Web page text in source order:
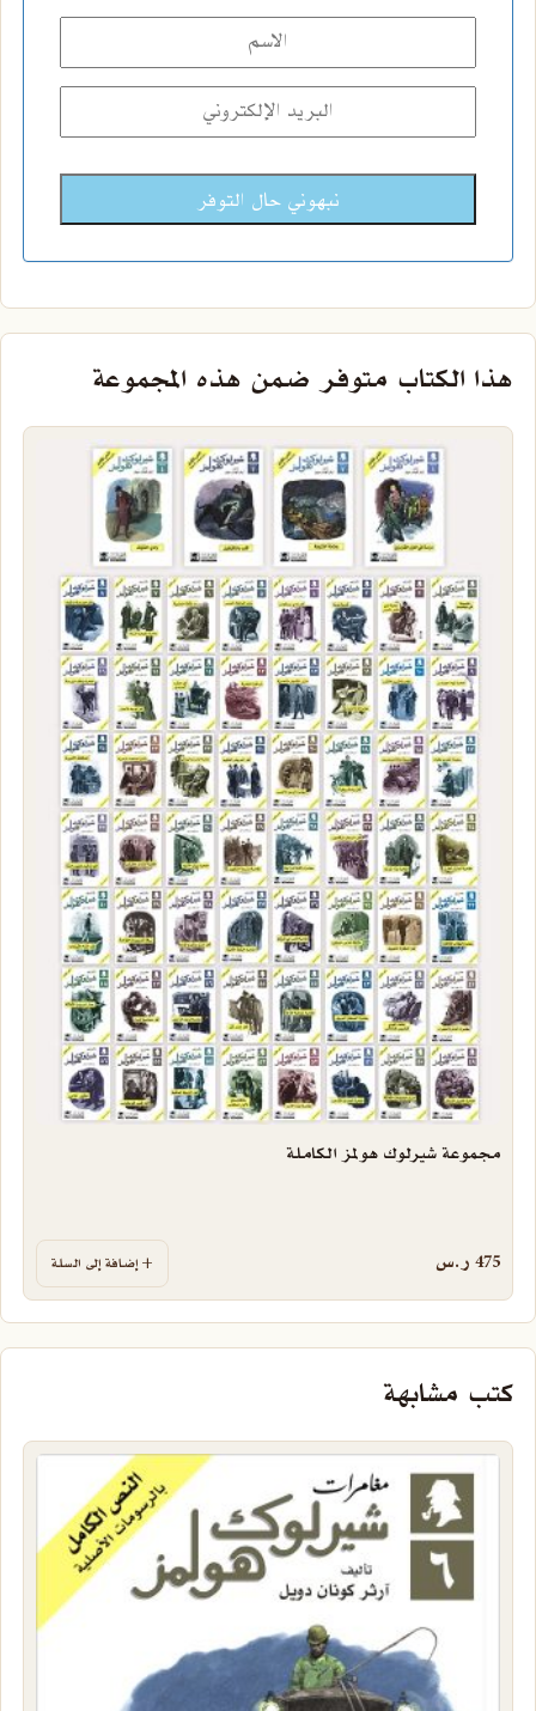
نبهوني حال التوفر
هذا الكتاب متوفر ضمن هذه المجموعة
مجموعة شيرلوك هولمز الكاملة
475 ر.س إضافة إلى السلة
كتب مشابهة